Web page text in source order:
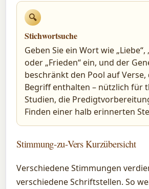
🔍
Stichwortsuche
Geben Sie ein Wort wie
oder „Frieden“ ein, und der
beschränkt den Pool auf Verse,
Begriff enthalten – nützlich für
Studien, die
Finden einer halb erinnerten
Stimmung-zu-Vers Kurzübersicht
Verschiedene Stimmungen
verschiedene Schriftstellen. So